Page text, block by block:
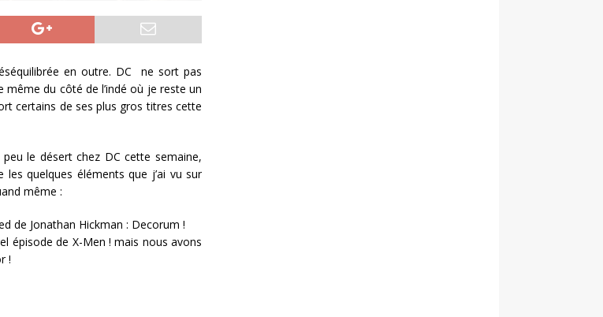
en outre. DC ne sort pas
même du côté de l’indé où je reste un
certains de ses plus gros titres cette
le désert chez DC cette semaine,
quelques éléments que j’ai vu sur
même :
de Jonathan Hickman : Decorum !
épisode de X-Men ! mais nous avons
!